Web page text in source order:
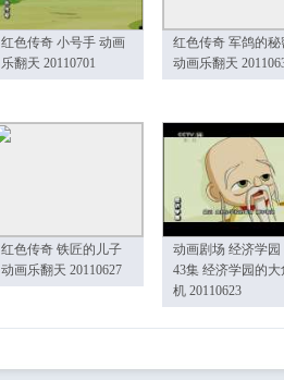
红色传奇 小号手 动画
乐翻天 20110701
红色传奇 军鸽的秘
动画乐翻天
红色传奇 铁匠的儿子
动画乐翻天 20110627
动画剧场 经济学园
43集 经济学园的大
机 20110623